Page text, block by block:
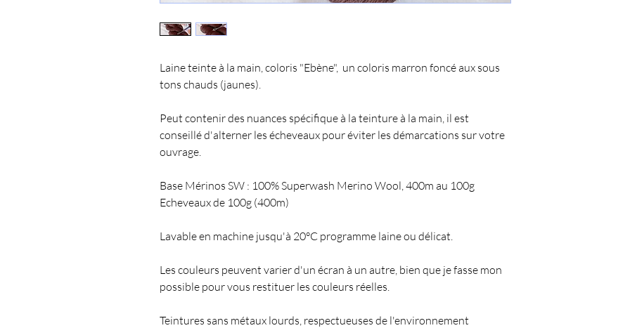
Laine teinte à la main, coloris "Ebène", un coloris marron foncé aux sous
tons chauds (jaunes).
Peut contenir des nuances spécifique à la teinture à la main, il est
conseillé d'alterner les écheveaux pour éviter les démarcations sur votre
ouvrage.
Base Mérinos SW : 100% Superwash Merino Wool, 400m au 100g
Echeveaux de 100g (400m)
Lavable en machine jusqu'à 20°C programme laine ou délicat.
Les couleurs peuvent varier d'un écran à un autre, bien que je fasse mon
possible pour vous restituer les couleurs réelles.
Teintures sans métaux lourds, respectueuses de l'environnement